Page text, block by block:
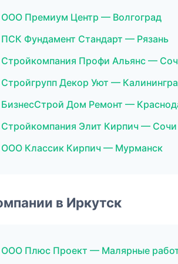
ООО Премиум Центр — Волгоград
ПСК Фундамент Стандарт — Рязань
Стройкомпания Профи Альянс —
Стройгрупп Декор Уют —
БизнесСтрой Дом Ремонт —
Стройкомпания Элит Кирпич — Сочи
ООО Классик Кирпич — Мурманск
в Иркутск
ООО Плюс Проект — Малярные